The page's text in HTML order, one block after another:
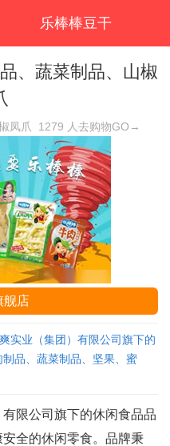
乐棒棒豆干
、蔬菜制品、山椒
凤爪 1279 人去购物GO→
舰店
实业（集团）有限公司旗下的
品、蔬菜制品、坚果、蜜
限公司旗下的休闲食品品
全的休闲零食。品牌秉